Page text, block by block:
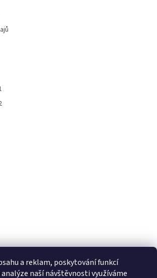
a reklam, poskytování funkcí
naší návštěvnosti využíváme